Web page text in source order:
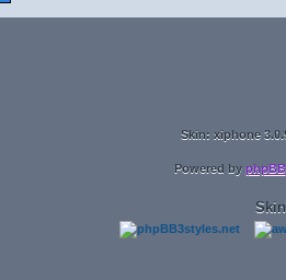
Skin: xiphone
Powered by phpBB